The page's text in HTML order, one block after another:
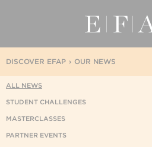
OUR NEWS
DISCOVER EFAP
ALL NEWS
STUDENT CHALLENGES
MASTERCLASSES
PARTNER EVENTS